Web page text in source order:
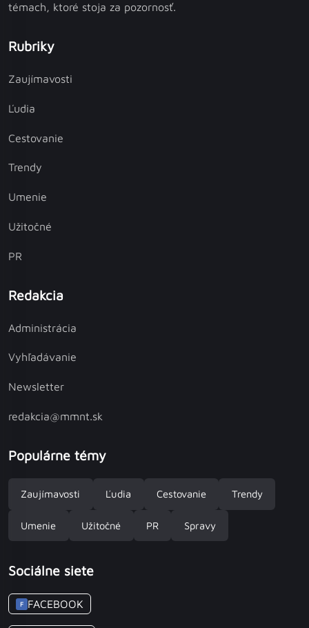
témach, ktoré stoja za pozornosť.
Rubriky
Zaujímavosti
Ľudia
Cestovanie
Trendy
Umenie
Užitočné
PR
Redakcia
Administrácia
Vyhľadávanie
Newsletter
redakcia@mmnt.sk
Populárne témy
Zaujímavosti Ľudia Cestovanie Trendy
Umenie Užitočné PR Spravy
Sociálne siete
F FACEBOOK